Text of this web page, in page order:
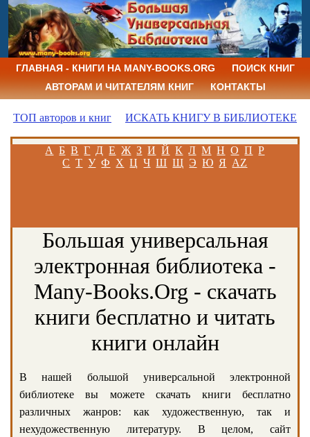
ГЛАВНАЯ - КНИГИ НА MANY-BOOKS.ORG
ПОИСК КНИГ
АВТОРАМ И ЧИТАТЕЛЯМ КНИГ
КОНТАКТЫ
ТОП авторов и книг ИСКАТЬ КНИГУ В БИБЛИОТЕКЕ
А Б В Г Д Е Ж З И Й К Л М Н О П Р
С Т У Ф Х Ц Ч Ш Щ Э Ю Я AZ
Большая универсальная
электронная библиотека -
Many-Books.Org - скачать
книги бесплатно и читать
книги онлайн
В нашей большой универсальной электронной
библиотеке вы можете скачать книги бесплатно
различных жанров: как художественную, так и
нехудожественную литературу. В целом, сайт